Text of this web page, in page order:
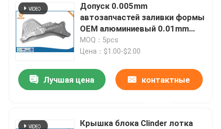
Допуск 0.005mm
автозапчастей заливки формы
OEM алюминиевый 0.01mm
0.1mm
MOQ：5pcs
Цена：$1.00-$2.00
Лучшая цена контактные
Крышка блока Clinder лотка